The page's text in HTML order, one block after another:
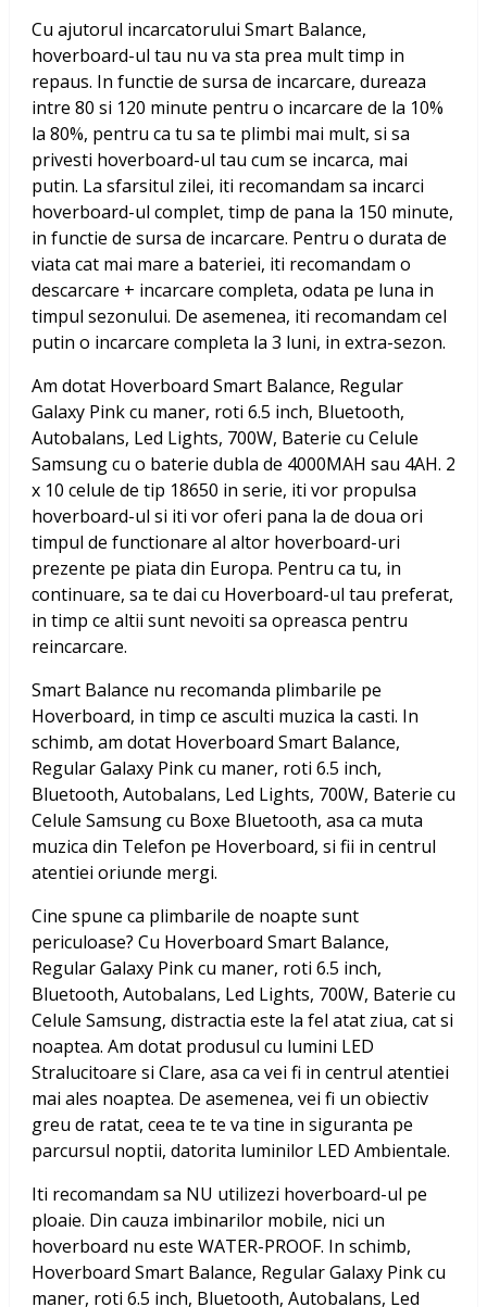
Cu ajutorul incarcatorului Smart Balance,
hoverboard-ul tau nu va sta prea mult timp in
repaus. In functie de sursa de incarcare, dureaza
intre 80 si 120 minute pentru o incarcare de la 10%
la 80%, pentru ca tu sa te plimbi mai mult, si sa
privesti hoverboard-ul tau cum se incarca, mai
putin. La sfarsitul zilei, iti recomandam sa incarci
hoverboard-ul complet, timp de pana la 150 minute,
in functie de sursa de incarcare. Pentru o durata de
viata cat mai mare a bateriei, iti recomandam o
descarcare + incarcare completa, odata pe luna in
timpul sezonului. De asemenea, iti recomandam cel
putin o incarcare completa la 3 luni, in extra-sezon.
Am dotat Hoverboard Smart Balance, Regular
Galaxy Pink cu maner, roti 6.5 inch, Bluetooth,
Autobalans, Led Lights, 700W, Baterie cu Celule
Samsungcu o baterie dubla de 4000MAH sau 4AH. 2
x 10 celule de tip 18650 in serie, iti vor propulsa
hoverboard-ul si iti vor oferi pana la de doua ori
timpul de functionare al altor hoverboard-uri
prezente pe piata din Europa. Pentru ca tu, in
continuare, sa te dai cu Hoverboard-ul tau preferat,
in timp ce altii sunt nevoiti sa opreasca pentru
reincarcare.
Smart Balance nu recomanda plimbarile pe
Hoverboard, in timp ce asculti muzica la casti. In
schimb, am dotat Hoverboard Smart Balance,
Regular Galaxy Pink cu maner, roti 6.5 inch,
Bluetooth, Autobalans, Led Lights, 700W, Baterie cu
Celule Samsungcu Boxe Bluetooth, asa ca muta
muzica din Telefon pe Hoverboard, si fii in centrul
atentiei oriunde mergi.
Cine spune ca plimbarile de noapte sunt
periculoase? Cu Hoverboard Smart Balance,
Regular Galaxy Pink cu maner, roti 6.5 inch,
Bluetooth, Autobalans, Led Lights, 700W, Baterie cu
Celule Samsung, distractia este la fel atat ziua, cat si
noaptea. Am dotat produsul cu lumini LED
Stralucitoare si Clare, asa ca vei fi in centrul atentiei
mai ales noaptea. De asemenea, vei fi un obiectiv
greu de ratat, ceea te te va tine in siguranta pe
parcursul noptii, datorita luminilor LED Ambientale.
Iti recomandam sa NU utilizezi hoverboard-ul pe
ploaie. Din cauza imbinarilor mobile, nici un
hoverboard nu este WATER-PROOF. In schimb,
Hoverboard Smart Balance, Regular Galaxy Pink cu
maner, roti 6.5 inch, Bluetooth, Autobalans, Led